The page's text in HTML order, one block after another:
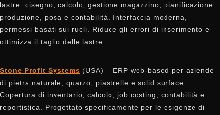
lastre: disegno, calcolo, gestione magazzino, pianificazione
produzione, posa e contabilità. Interfaccia moderna,
permessi basati sui ruoli. Riduce gli errori di inserimento e
ottimizza il taglio delle lastre.
Stone Profit Systems (USA) – ERP web-based per aziende
di pietra naturale, quarzo, piastrelle e solid surface.
Copertura di inventario, calcolo, job costing, contabilità e
reportistica. Progettato specificamente per le esigenze di